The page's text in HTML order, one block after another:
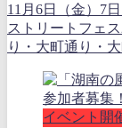
11月6日（金）7
ストリートフェ
り・大町通り・
イベント開